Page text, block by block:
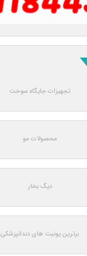
تجهیزات جایگاه سوخت
محصولات مو
دیگ بخار
برترین یونیت های دندانپزشکی